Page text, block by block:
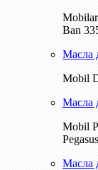
Ban
Масла
Mobil
Масла
Mobil
Масла